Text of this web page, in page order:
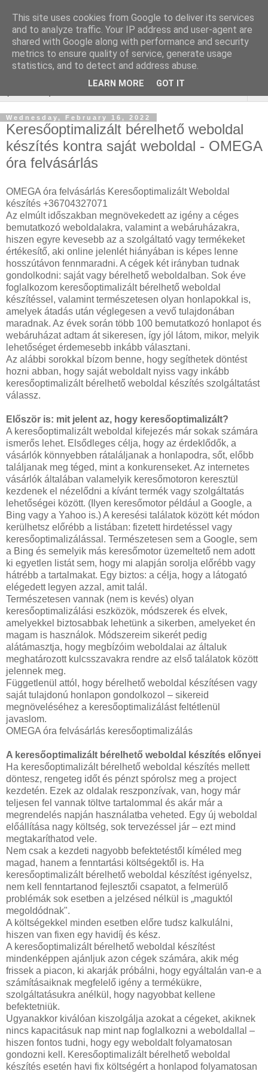
Keresőoptimalizálás :
gépjármű felmérés
Wednesday, February 16, 2022
Keresőoptimalizált bérelhető weboldal
készítés kontra saját weboldal - OMEGA
óra felvásárlás
OMEGA óra felvásárlás Keresőoptimalizált Weboldal
készítés +36704327071
Az elmúlt időszakban megnövekedett az igény a céges
bemutatkozó weboldalakra, valamint a webáruházakra,
hiszen egyre kevesebb az a szolgáltató vagy termékeket
értékesítő, aki online jelenlét hiányában is képes lenne
hosszútávon fennmaradni. A cégek két irányban tudnak
gondolkodni: saját vagy bérelhető weboldalban. Sok éve
foglalkozom keresőoptimalizált bérelhető weboldal
készítéssel, valamint természetesen olyan honlapokkal is,
amelyek átadás után véglegesen a vevő tulajdonában
maradnak. Az évek során több 100 bemutatkozó honlapot és
webáruházat adtam át sikeresen, így jól látom, mikor, melyik
lehetőséget érdemesebb inkább választani.
Az alábbi sorokkal bízom benne, hogy segíthetek döntést
hozni abban, hogy saját weboldalt nyiss vagy inkább
keresőoptimalizált bérelhető weboldal készítés szolgáltatást
válassz.
Először is: mit jelent az, hogy keresőoptimalizált?
A keresőoptimalizált weboldal kifejezés már sokak számára
ismerős lehet. Elsődleges célja, hogy az érdeklődők, a
vásárlók könnyebben rátaláljanak a honlapodra, sőt, előbb
találjanak meg téged, mint a konkurenseket. Az internetes
vásárlók általában valamelyik keresőmotoron keresztül
kezdenek el nézelődni a kívánt termék vagy szolgáltatás
lehetőségei között. (Ilyen keresőmotor például a Google, a
Bing vagy a Yahoo is.) A keresési találatok között két módon
kerülhetsz előrébb a listában: fizetett hirdetéssel vagy
keresőoptimalizálással. Természetesen sem a Google, sem
a Bing és semelyik más keresőmotor üzemeltető nem adott
ki egyetlen listát sem, hogy mi alapján sorolja előrébb vagy
hátrébb a tartalmakat. Egy biztos: a célja, hogy a látogató
elégedett legyen azzal, amit talál.
Természetesen vannak (nem is kevés) olyan
keresőoptimalizálási eszközök, módszerek és elvek,
amelyekkel biztosabbak lehetünk a sikerben, amelyeket én
magam is használok. Módszereim sikerét pedig
alátámasztja, hogy megbízóim weboldalai az általuk
meghatározott kulcsszavakra rendre az első találatok között
jelennek meg.
Függetlenül attól, hogy bérelhető weboldal készítésen vagy
saját tulajdonú honlapon gondolkozol – sikereid
megnöveléséhez a keresőoptimalizálást feltétlenül
javaslom.
OMEGA óra felvásárlás keresőoptimalizálás
A keresőoptimalizált bérelhető weboldal készítés előnyei
Ha keresőoptimalizált bérelhető weboldal készítés mellett
döntesz, rengeteg időt és pénzt spórolsz meg a project
kezdetén. Ezek az oldalak reszponzívak, van, hogy már
teljesen fel vannak töltve tartalommal és akár már a
megrendelés napján használatba veheted. Egy új weboldal
előállítása nagy költség, sok tervezéssel jár – ezt mind
megtakaríthatod vele.
Nem csak a kezdeti nagyobb befektetéstől kíméled meg
magad, hanem a fenntartási költségektől is. Ha
keresőoptimalizált bérelhető weboldal készítést igényelsz,
nem kell fenntartanod fejlesztői csapatot, a felmerülő
problémák sok esetben a jelzésed nélkül is „maguktól
megoldódnak".
A költségekkel minden esetben előre tudsz kalkulálni,
hiszen van fixen egy havidíj és kész.
A keresőoptimalizált bérelhető weboldal készítést
mindenképpen ajánljuk azon cégek számára, akik még
frissek a piacon, ki akarják próbálni, hogy egyáltalán van-e a
számításaiknak megfelelő igény a termékükre,
szolgáltatásukra anélkül, hogy nagyobbat kellene
befektetniük.
Ugyanakkor kiválóan kiszolgálja azokat a cégeket, akiknek
nincs kapacitásuk nap mint nap foglalkozni a weboldallal –
hiszen fontos tudni, hogy egy weboldalt folyamatosan
gondozni kell. Keresőoptimalizált bérelhető weboldal
készítés esetén havi fix költségért a honlapod folyamatosan
This site uses cookies from Google to deliver its services
and to analyze traffic. Your IP address and user-agent are
shared with Google along with performance and security
metrics to ensure quality of service, generate usage
statistics, and to detect and address abuse.
LEARN MORE GOT IT